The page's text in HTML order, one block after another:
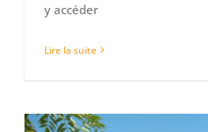
y accéder
Lire la suite